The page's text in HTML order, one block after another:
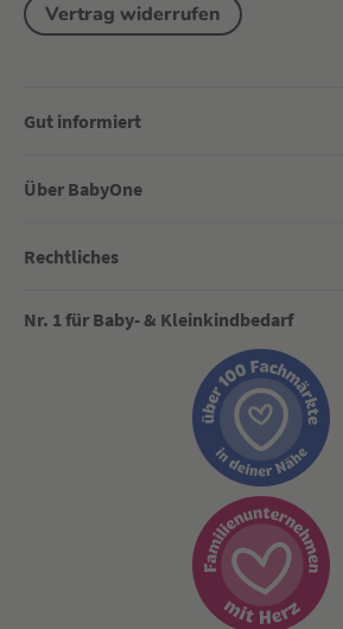
Vertrag widerrufen
Gut informiert
Über BabyOne
Rechtliches
Nr. 1 für Baby- & Kleinkindbedarf